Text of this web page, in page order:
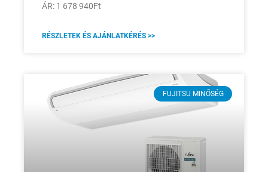
ÁR: 1 678 940Ft
RÉSZLETEK ÉS AJÁNLATKÉRÉS >>
FUJITSU MINŐSÉG